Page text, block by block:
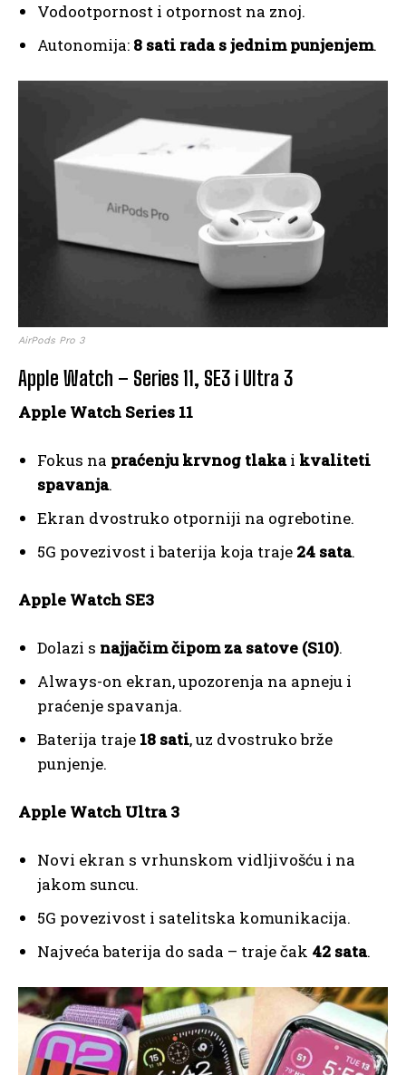
Vodootpornost i otpornost na znoj.
Autonomija: 8 sati rada s jednim punjenjem.
AirPods Pro 3
Apple Watch – Series 11, SE3 i Ultra 3
Apple Watch Series 11
Fokus na praćenju krvnog tlakai kvaliteti
spavanja.
Ekran dvostruko otporniji na ogrebotine.
5G povezivost i baterija koja traje 24 sata.
Apple Watch SE3
Dolazi s najjačim čipom za satove (S10).
Always-on ekran, upozorenja na apneju i
praćenje spavanja.
Baterija traje 18 sati, uz dvostruko brže
punjenje.
Apple Watch Ultra 3
Novi ekran s vrhunskom vidljivošću i na
jakom suncu.
5G povezivost i satelitska komunikacija.
Najveća baterija do sada – traje čak 42 sata.